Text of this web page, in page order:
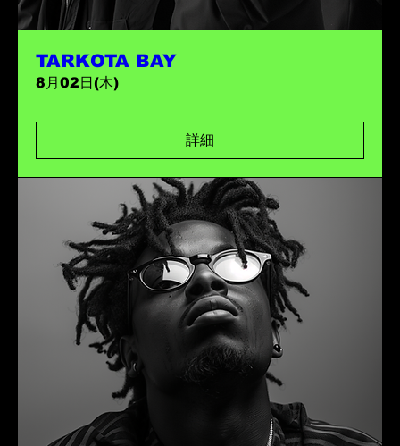
TARKOTA BAY
8月02日(木)
詳細